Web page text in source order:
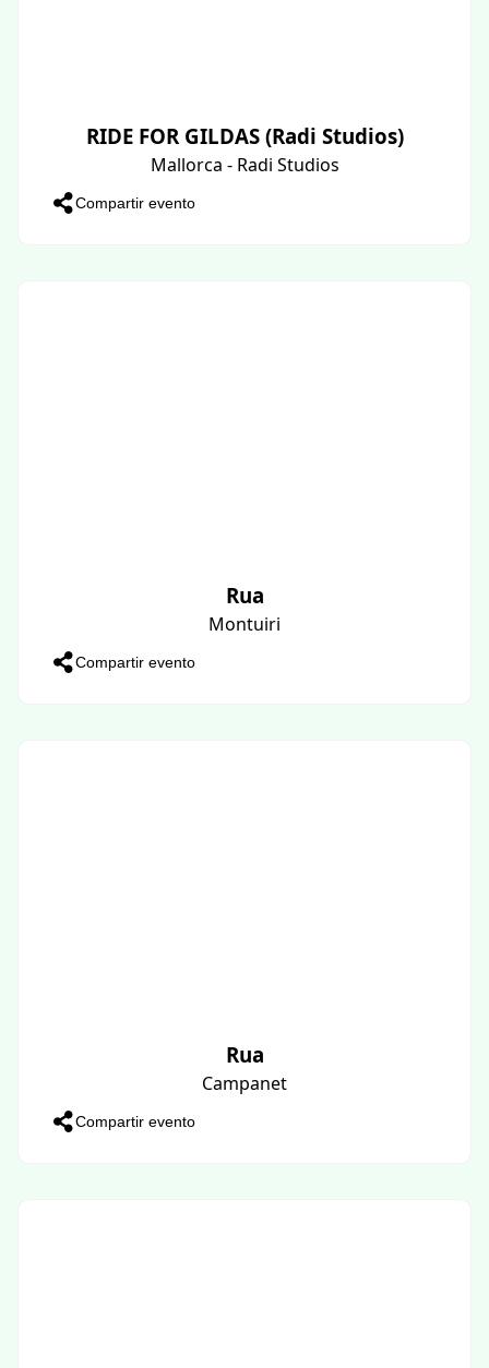
RIDE FOR GILDAS (Radi Studios)
Mallorca - Radi Studios
Compartir evento
Rua
Montuiri
Compartir evento
Rua
Campanet
Compartir evento